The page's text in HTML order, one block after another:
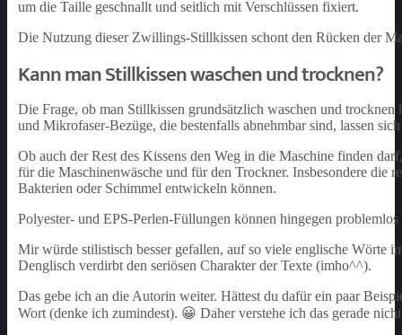
um die Taille geschnallt und seitlich mit Verschlüssen fixiert.
Die Nutzung dieser Zwillings-Stillkissen schont den Rücken der
Kann man Stillkissen waschen und trocknen?
Die Frage, ob man Stillkissen grundsätzlich waschen und
und Mikrofaser-Bezüge, die bestenfalls abnehmbar sind, lassen
Ob auch der Rest des Kissens den Weg in die Maschine finden
für die Maschinenwäsche und für den Trockner. Insbesondere die
Bakterien oder Schimmel entwickeln können.
Polyester- und EPS-Perlen-Füllungen können hingegen
Mir würde stilistisch besser gefallen, auf so viele englische Wörte
Denglisch verdirbt den seriösen Charakter der Texte (imho^^).
Das gebe ich an die Autorin weiter. Hättest du dafür ein paar
Wort (denke ich zumindest). 😀 Daher verstehe ich das gerade